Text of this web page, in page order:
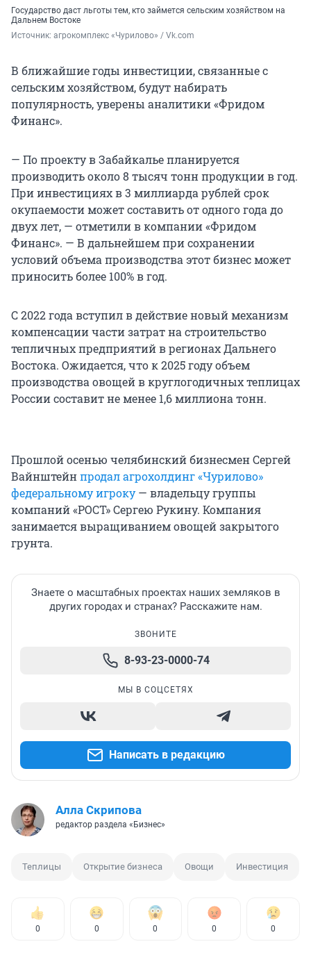
Государство даст льготы тем, кто займется сельским хозяйством на
Дальнем Востоке
Источник: агрокомплекс «Чурилово» / Vk.com
В ближайшие годы инвестиции, связанные с
сельским хозяйством, будут набирать
популярность, уверены аналитики «Фридом
Финанс».
— По проекту в Забайкалье планируется
производить около 8 тысяч тонн продукции в год.
При инвестициях в 3 миллиарда рублей срок
окупаемости может составить от одного года до
двух лет, — отметили в компании «Фридом
Финанс». — В дальнейшем при сохранении
условий объема производства этот бизнес может
приносить более 100% в год.
С 2022 года вступил в действие новый механизм
компенсации части затрат на строительство
тепличных предприятий в регионах Дальнего
Востока. Ожидается, что к 2025 году объем
производства овощей в круглогодичных теплицах
России составит не менее 1,6 миллиона тонн.
Прошлой осенью челябинский бизнесмен Сергей
Вайнштейнпродал агрохолдинг «Чурилово»
федеральному игроку— владельцу группы
компаний «РОСТ» Сергею Рукину. Компания
занимается выращиванием овощей закрытого
грунта.
Знаете о масштабных проектах наших земляков в
других городах и странах? Расскажите нам.
ЗВОНИТЕ
8-93-23-0000-74
МЫ В СОЦСЕТЯХ
Написать в редакцию
Алла Скрипова
редактор раздела «Бизнес»
Теплицы Открытие бизнеса Овощи Инвестиция
0 0 0 0 0